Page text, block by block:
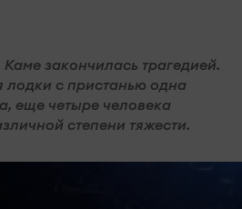
закончилась трагедией.
лодки с пристанью одна
еще четыре человека
степени тяжести.